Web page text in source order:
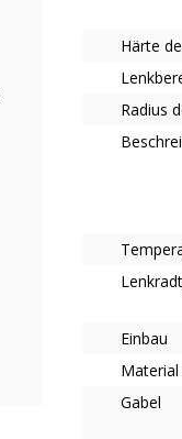
Härte
Radius
Einbau
Material
Gabel